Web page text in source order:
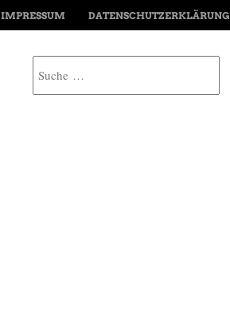
IMPRESSUM DATENSCHUTZERKLÄRUNG